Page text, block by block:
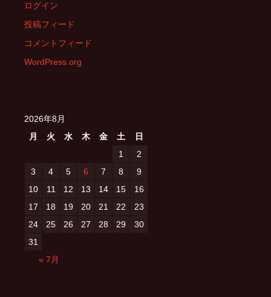
ログイン
投稿フィード
コメントフィード
WordPress.org
2026年8月
月
火 水 木 金 土
日
1
2
3
4 5 6 7 8
9
10
11 12 13 14 15
16
17
18 19 20 21 22
23
24
25 26 27 28 29
30
31
« 7月